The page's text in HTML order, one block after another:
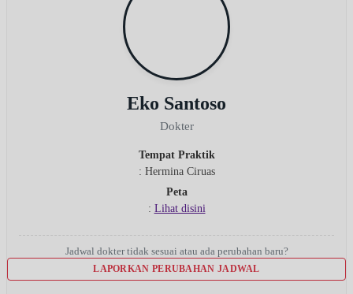
Eko Santoso
Dokter
Tempat Praktik
: Hermina Ciruas
Peta
: Lihat disini
Jadwal dokter tidak sesuai atau ada perubahan baru?
LAPORKAN PERUBAHAN JADWAL